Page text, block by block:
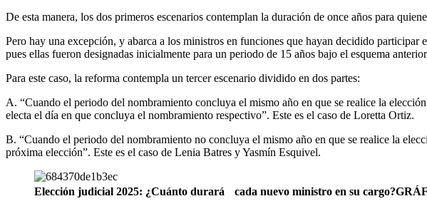
De esta manera, los dos primeros escenarios contemplan la duración de once años para
Pero hay una excepción, y abarca a los ministros en funciones que hayan decidido
pues ellas fueron designadas inicialmente para un periodo de 15 años bajo el esquema
Para este caso, la reforma contempla un tercer escenario dividido en dos partes:
A. “Cuando el periodo del nombramiento concluya el mismo año en que se realice la
electa el día en que concluya el nombramiento respectivo”. Este es el caso de Loretta Ortiz.
B. “Cuando el periodo del nombramiento no concluya el mismo año en que se realice la
próxima elección”. Este es el caso de Lenia Batres y Yasmín Esquivel.
Elección judicial 2025: ¿Cuánto durará cada nuevo ministro en su